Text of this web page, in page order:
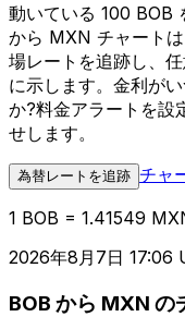
動いている 100 BOB
から MXN チャート
場レートを追跡し、
に示します。金利が
か?料金アラートを設
せします。
為替レートを追跡 チャ
1 BOB = 1.41549
2026年8月7日 17:06
BOB から MXN の